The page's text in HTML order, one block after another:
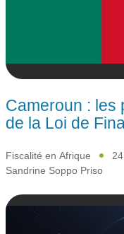
Cameroun : les
de la Loi de
Fiscalité en Afrique
Sandrine Soppo Priso